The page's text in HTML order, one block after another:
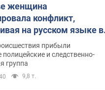
женщина
конфликт,
на русском языке в
полиция составила
протокол.
прибыли
и следственно-
группа
9,8 т.